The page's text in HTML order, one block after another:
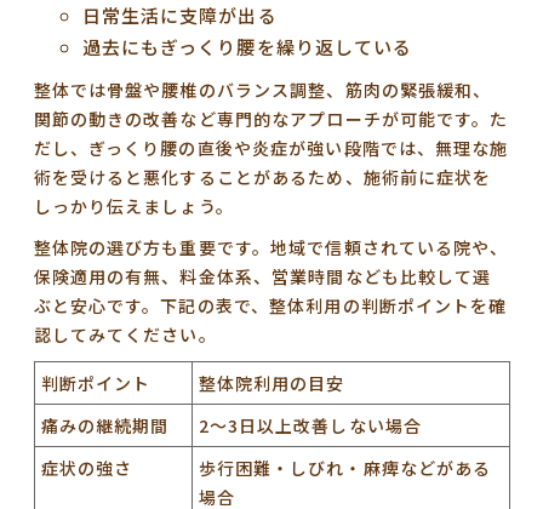
日常生活に支障が出る
過去にもぎっくり腰を繰り返している
整体では骨盤や腰椎のバランス調整、筋肉の緊張緩和、
関節の動きの改善など専門的なアプローチが可能です。た
だし、ぎっくり腰の直後や炎症が強い段階では、無理な施
術を受けると悪化することがあるため、施術前に症状を
しっかり伝えましょう。
整体院の選び方も重要です。地域で信頼されている院や、
保険適用の有無、料金体系、営業時間なども比較して選
ぶと安心です。下記の表で、整体利用の判断ポイントを確
認してみてください。
判断ポイント
整体院利用の目安
痛みの継続期間
2〜3日以上改善しない場合
症状の強さ
歩行困難・しびれ・麻痺などがある
場合